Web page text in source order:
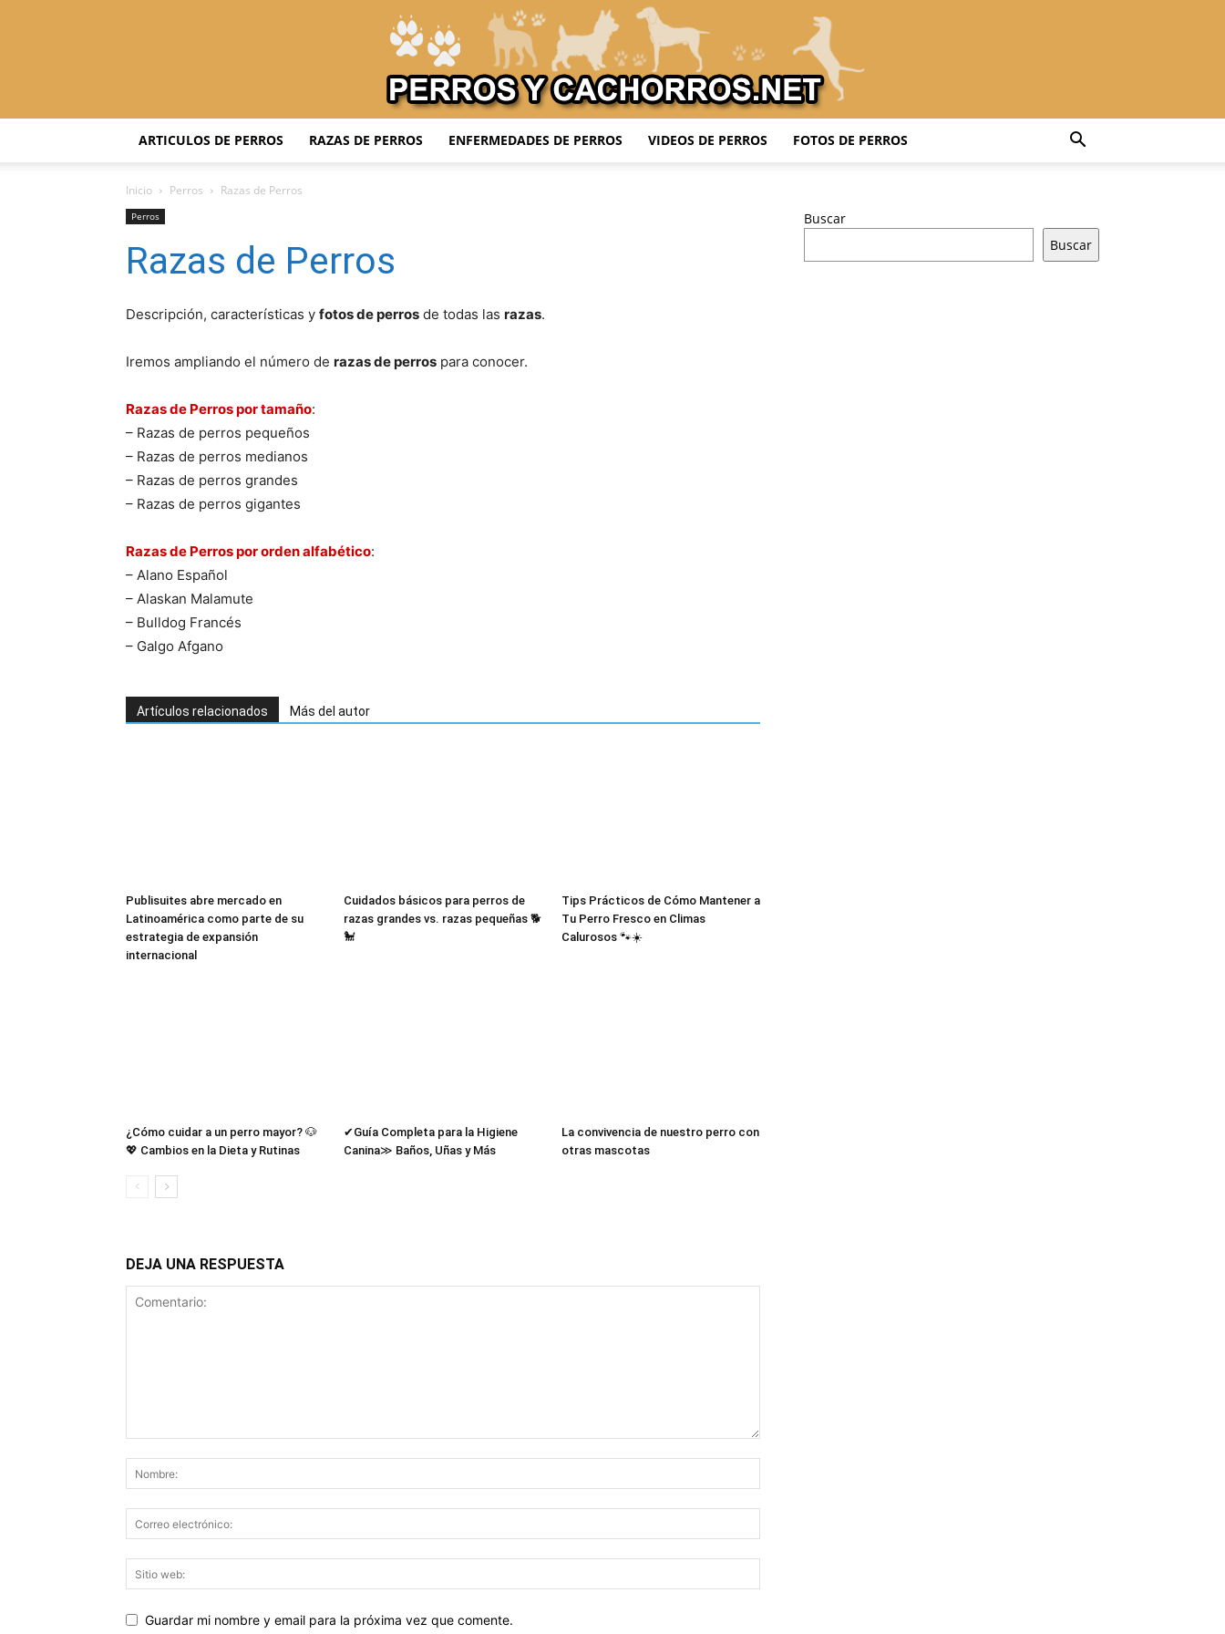
ARTICULOS DE PERROS RAZAS DE PERROS ENFERMEDADES DE PERROS VIDEOS DE PERROS FOTOS DE PERROS
Inicio Perros Razas de Perros
Perros
Razas de Perros
Descripción, características y fotos de perros de todas las razas.
Iremos ampliando el número de razas de perros para conocer.
Razas de Perros por tamaño:
– Razas de perros pequeños
– Razas de perros medianos
– Razas de perros grandes
– Razas de perros gigantes
Razas de Perros por orden alfabético:
– Alano Español
– Alaskan Malamute
– Bulldog Francés
– Galgo Afgano
Artículos relacionados Más del autor
Publisuites abre mercado en
Latinoamérica como parte de su
estrategia de expansión
internacional
Cuidados básicos para perros de
razas grandes vs. razas pequeñas 🐕
🐩
Tips Prácticos de Cómo Mantener a
Tu Perro Fresco en Climas
Calurosos 🐾☀️
¿Cómo cuidar a un perro mayor? 🐶
💖 Cambios en la Dieta y Rutinas
✔Guía Completa para la Higiene
Canina≫ Baños, Uñas y Más
La convivencia de nuestro perro con
otras mascotas
DEJA UNA RESPUESTA
Guardar mi nombre y email para la próxima vez que comente.
Buscar
Buscar